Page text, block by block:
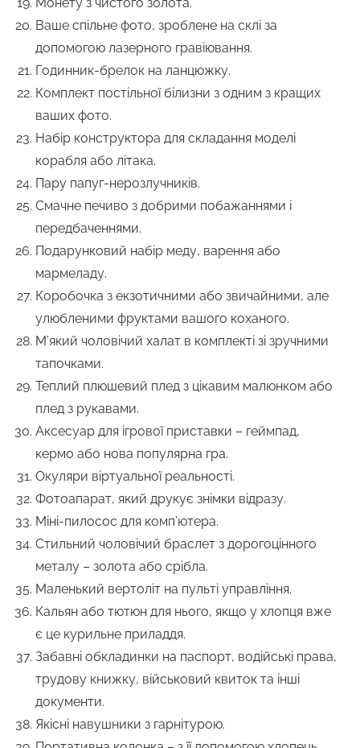
Монету з чистого золота.
Ваше спільне фото, зроблене на склі за
допомогою лазерного гравіювання.
Годинник-брелок на ланцюжку.
Комплект постільної білизни з одним з кращих
ваших фото.
Набір конструктора для складання моделі
корабля або літака.
Пару папуг-нерозлучників.
Смачне печиво з добрими побажаннями і
передбаченнями.
Подарунковий набір меду, варення або
мармеладу.
Коробочка з екзотичними або звичайними, але
улюбленими фруктами вашого коханого.
М’який чоловічий халат в комплекті зі зручними
тапочками.
Теплий плюшевий плед з цікавим малюнком або
плед з рукавами.
Аксесуар для ігрової приставки – геймпад,
кермо або нова популярна гра.
Окуляри віртуальної реальності.
Фотоапарат, який друкує знімки відразу.
Міні-пилосос для комп’ютера.
Стильний чоловічий браслет з дорогоцінного
металу – золота або срібла.
Маленький вертоліт на пульті управління.
Кальян або тютюн для нього, якщо у хлопця вже
є це курильне приладдя.
Забавні обкладинки на паспорт, водійські права,
трудову книжку, військовий квиток та інші
документи.
Якісні навушники з гарнітурою.